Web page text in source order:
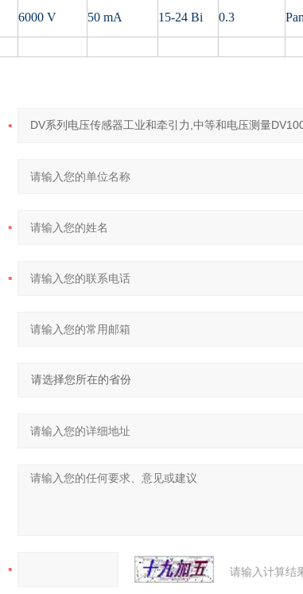
6000 V 50 mA 15-24 Bi 0.3
请输入计算结